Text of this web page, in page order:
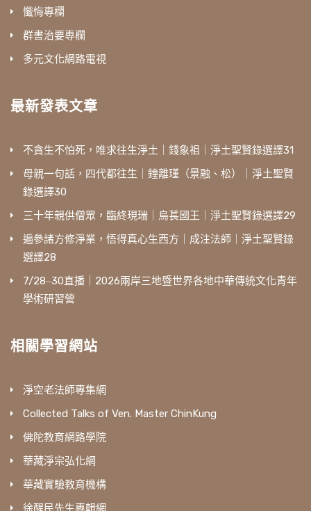
懺悔專欄
群書治要專欄
多元文化網路電視
最新發表文章
不貪生不怕死，唯求往生淨土｜錢象祖｜淨土聖賢錄選譯31
母親一句話，四代都往生｜鐘離瑾（景融、松）｜淨土聖賢
錄選譯30
三十年親供僧眾，臨終現瑞｜烏萇國王｜淨土聖賢錄選譯29
遍參諸方修淨業，悟得真心生西方｜成注法師｜淨土聖賢錄
選譯28
7/28‒30直播｜2026兩岸三地暨世界各地中華傳統文化青年
學術研習營
相關學習網站
淨空老法師專集網
Collected Talks of Ven. Master ChinKung
佛陀教育網路學院
華藏淨宗弘化網
華藏實驗教育機構
徐醒民先生專輯網